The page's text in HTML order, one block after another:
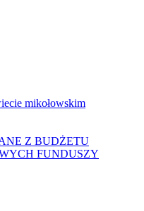
mikołowskim
Z BUDŻETU
FUNDUSZY